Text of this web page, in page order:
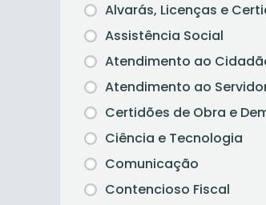
Alvarás, Licenças e
Assistência Social
Atendimento ao
Atendimento ao
Certidões de Obra e
Ciência e Tecnologia
Comunicação
Contencioso Fiscal